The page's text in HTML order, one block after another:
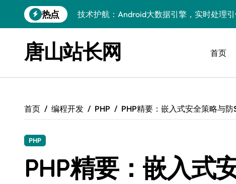
到
热点
技术护航：Android大数据引擎，实时处理
技术破局：实时引擎赋能数据洪流，重塑大
大数据架构下实时引擎优化：技术革新驱动
大数据赋能运维：实时处理提效，精准调控
Go语言赋能大数据：实时引擎构建与科技驱
数据引擎科技赋能：实时处理驱动效能实现
唐山站长网 首页
首页 编程开发 PHP PHP精要：嵌入式安全策略与
PHP
PHP精要：嵌入式